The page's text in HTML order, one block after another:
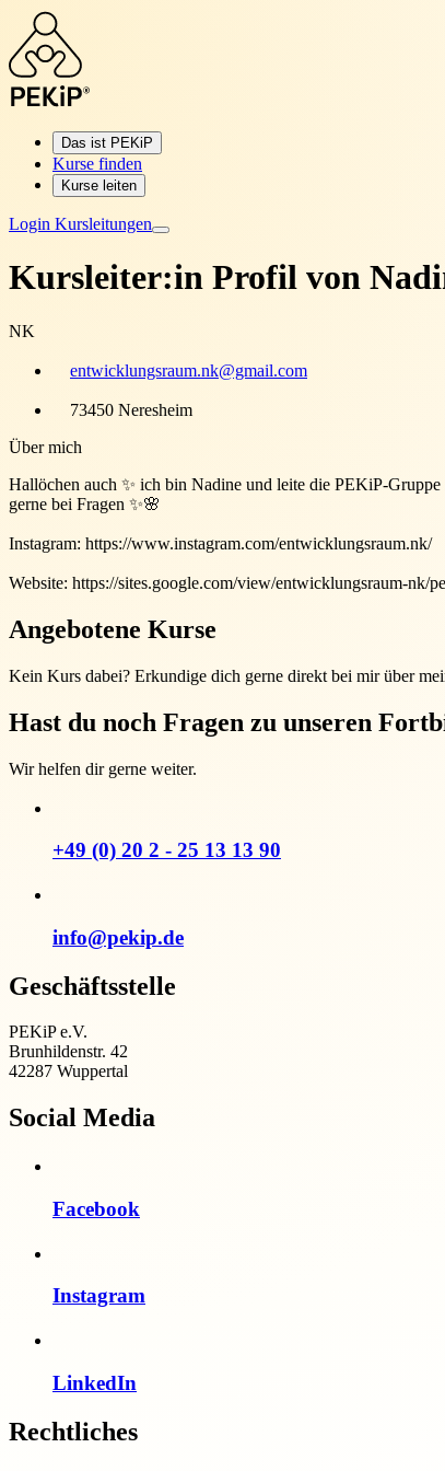
Das ist PEKiP
Kurse finden
Kurse leiten
Login Kursleitungen
Kursleiter:in Profil von
NK
entwicklungsraum.nk@gmail.com
73450 Neresheim
Über mich
Hallöchen auch ✨ ich bin Nadine und leite die PEKiP-
gerne bei Fragen ✨🌸
Instagram: https://www.instagram.com/entwicklungsraum.nk/
Website: https://sites.google.com/view/entwicklungsraum-nk/
Angebotene Kurse
Kein Kurs dabei? Erkundige dich gerne direkt bei mir über
Hast du noch Fragen zu unseren
Wir helfen dir gerne weiter.
+49 (0) 20 2 - 25 13 13 90
info@pekip.de
Geschäftsstelle
PEKiP e.V.
Brunhildenstr. 42
42287 Wuppertal
Social Media
Facebook
Instagram
LinkedIn
Rechtliches